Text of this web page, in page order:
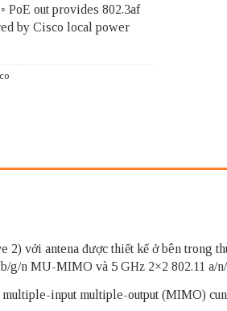
PoE out provides 802.3af
by Cisco local power
với antena được thiết kế ở bên trong
g/n MU-MIMO và 5 GHz 2×2 802.11 a/
input multiple-output (MIMO)